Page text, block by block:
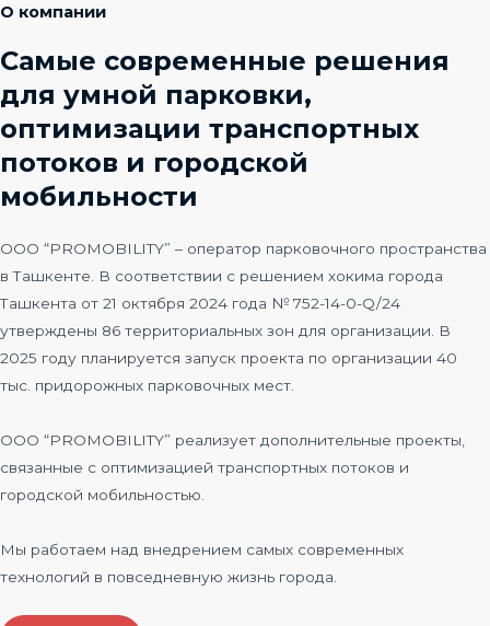
О компании
Самые современные решения
для умной парковки,
оптимизации транспортных
потоков и городской
мобильности
ООО “PROMOBILITY” – оператор парковочного пространства
в Ташкенте. В соответствии с решением хокима города
Ташкента от 21 октября 2024 года № 752-14-0-Q/24
утверждены 86 территориальных зон для организации. В
2025 году планируется запуск проекта по организации 40
тыс. придорожных парковочных мест.
ООО “PROMOBILITY” реализует дополнительные проекты,
связанные с оптимизацией транспортных потоков и
городской мобильностью.
Мы работаем над внедрением самых современных
технологий в повседневную жизнь города.